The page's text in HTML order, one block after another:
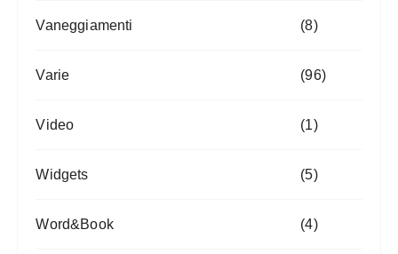
Vaneggiamenti (8)
Varie (96)
Video (1)
Widgets (5)
Word&Book (4)